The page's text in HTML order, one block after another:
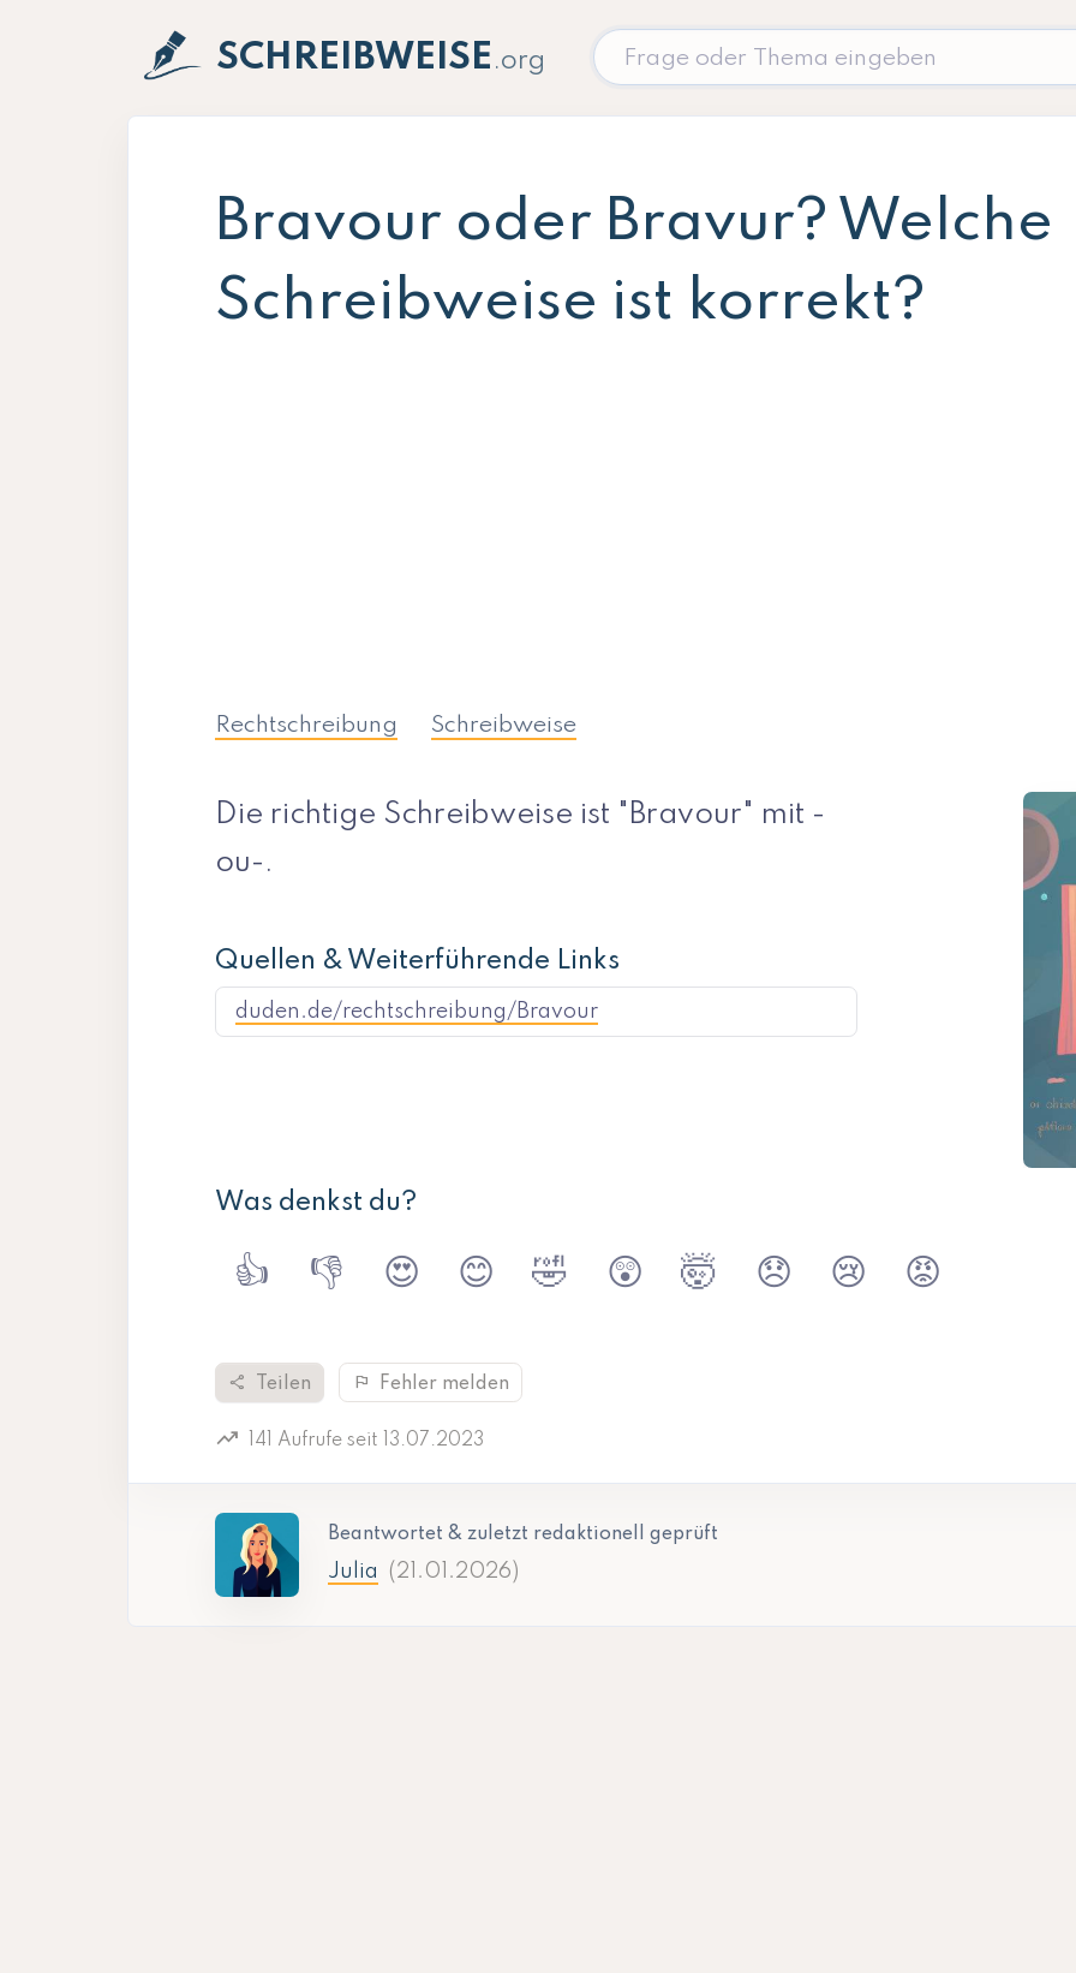
SCHREIBWEISE .org
Bravour oder Bravur? Welche
Schreibweise ist korrekt?
Rechtschreibung Schreibweise
Die richtige Schreibweise ist "Bravour" mit -
ou-.
Quellen & Weiterführende Links
duden.de/rechtschreibung/Bravour
Was denkst du?
👍 👎 😍 😊 🤣 😲 🤯 😞 😢 😡
share Teilen flag Fehler melden
trending_up 141 Aufrufe seit 13.07.2023
Beantwortet & zuletzt redaktionell geprüft
Julia (21.01.2026)